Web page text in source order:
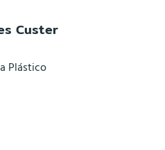
Custer
Plástico